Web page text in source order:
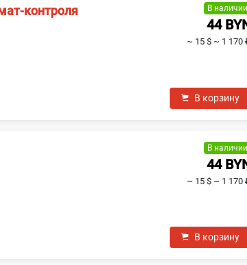
контроля В наличии
44
~ 15 $ ~ 1 170
В корзину
В наличии
44
~ 15 $ ~ 1 170
В корзину